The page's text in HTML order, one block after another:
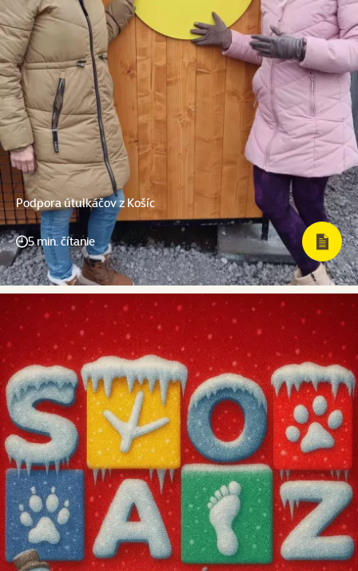
Podpora útulkáčov z Košíc
5 min. čítanie